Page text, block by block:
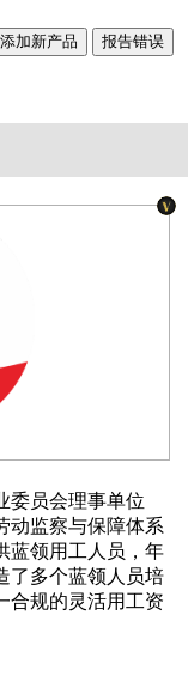
添加新产品 报告错误
委员会理事单位
动监察与保障体系
蓝领用工人员，年
了多个蓝领人员培
合规的灵活用工资